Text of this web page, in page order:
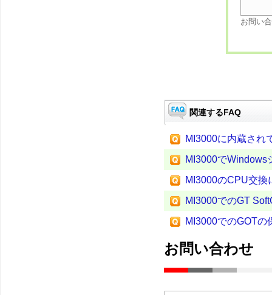
お問い
関連するFAQ
MI3000に内蔵され
MI3000でWindows
MI3000のCPU交換
MI3000でのGT
MI3000でのGOTの
お問い合わせ